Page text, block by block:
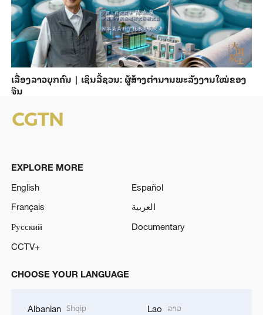
ເລື່ອງລາວບຸກຄົນ | ເຊິນລີ້ຊວນ: ຜູ້ສ້າງຕຳນານພະລັງງານໃໝ່ຂອງ
ຈີນ
EXPLORE MORE
English
Español
Français
العربية
Русский
Documentary
CCTV+
CHOOSE YOUR LANGUAGE
Albanian Shqip Lao ລາວ